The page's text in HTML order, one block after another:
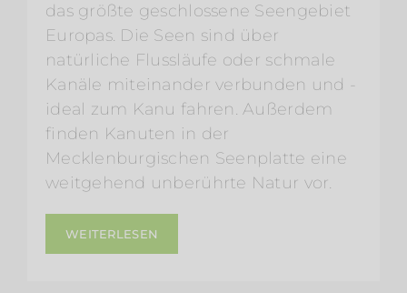
das größte geschlossene Seengebiet
Europas. Die Seen sind über
natürliche Flussläufe oder schmale
Kanäle miteinander verbunden und -
ideal zum Kanu fahren. Außerdem
finden Kanuten in der
Mecklenburgischen Seenplatte eine
weitgehend unberührte Natur vor.
WEITERLESEN